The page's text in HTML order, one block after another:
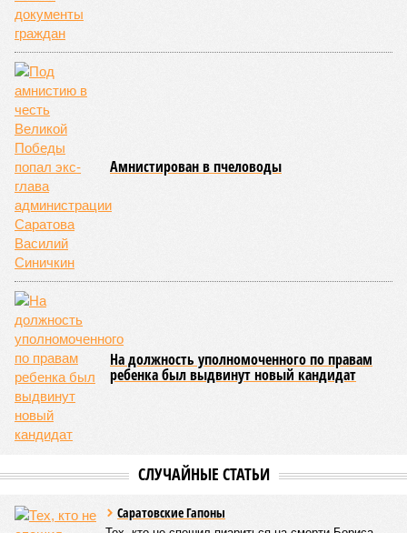
Гостями мероприятия стали подопечные фондов «Александр Невский» и
В зрительном зале собрались особые гости, ради которых
и задумывалось это душевное мероприятие. Приглашения
получили подопечные благотворительного фонда
«Александр Невский» – дети с ограниченными
возможностями здоровья и их родители, а также учащиеся
школы-интерната, расположенной в городе Марксе. Кроме
того, на концерт прибыли подопечные саратовского
филиала государственного фонда «Защитники Отечества»,
объединяющего членов семей участников специальной
военной операции. В зале также присутствовали сестры
епархиального общества «Милосердие» и прихожане
саратовских храмов.
Благотворительный концерт «Вера, надежда, любовь» (фото: saratov-
Среди почетных гостей были митрополит Саратовский и
Вольский
семинарии, секретарь Епархиального совета протоиерей
Сергий Штурбабин, представители епархии, ректор
Занорини многие другие.